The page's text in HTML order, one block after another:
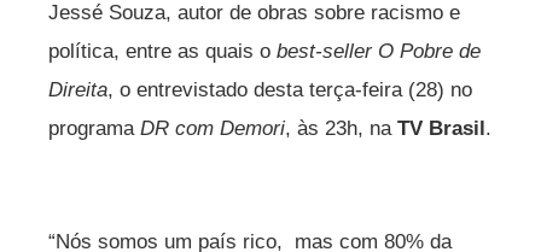
Jessé Souza, autor de obras sobre racismo e
política, entre as quais o best-seller O Pobre de
Direita, o entrevistado desta terça-feira (28) no
programa DR com Demori, às 23h, na TV Brasil.
“Nós somos um país rico, mas com 80% da